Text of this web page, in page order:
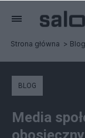
Strona główna
BLOG
Media